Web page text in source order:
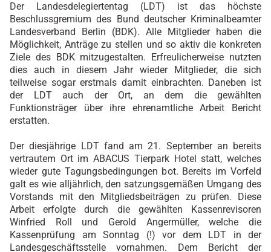
Der Landesdelegiertentag (LDT) ist das höchste
Beschlussgremium des Bund deutscher Kriminalbeamter
Landesverband Berlin (BDK). Alle Mitglieder haben die
Möglichkeit, Anträge zu stellen und so aktiv die konkreten
Ziele des BDK mitzugestalten. Erfreulicherweise nutzten
dies auch in diesem Jahr wieder Mitglieder, die sich
teilweise sogar erstmals damit einbrachten. Daneben ist
der LDT auch der Ort, an dem die gewählten
Funktionsträger über ihre ehrenamtliche Arbeit Bericht
erstatten.
Der diesjährige LDT fand am 21. September an bereits
vertrautem Ort im ABACUS Tierpark Hotel statt, welches
wieder gute Tagungsbedingungen bot. Bereits im Vorfeld
galt es wie alljährlich, den satzungsgemäßen Umgang des
Vorstands mit den Mitgliedsbeiträgen zu prüfen. Diese
Arbeit erfolgte durch die gewählten Kassenrevisoren
Winfried Roll und Gerold Angermüller, welche die
Kassenprüfung am Sonntag (!) vor dem LDT in der
Landesgeschäftsstelle vornahmen. Dem Bericht der